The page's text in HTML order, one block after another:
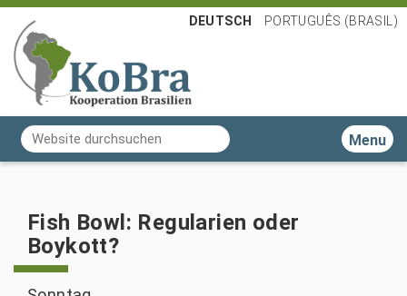
Website durchsuchen
Erweiterte Suche…
DEUTSCH PORTUGUÊS (BRASIL)
Toggle
Fish Bowl: Regularien oder
Boykott?